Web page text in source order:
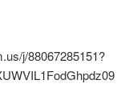
j/88067285151?